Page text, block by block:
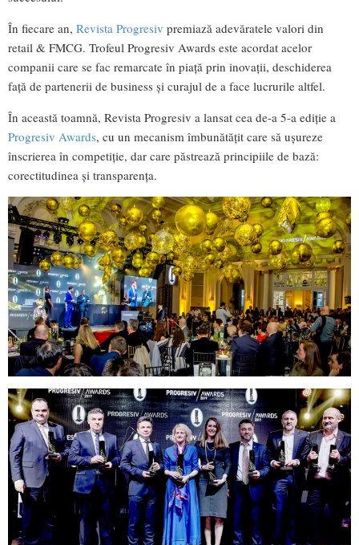
În fiecare an, Revista Progresiv premiază adevăratele valori din
retail & FMCG. Trofeul Progresiv Awards este acordat acelor
companii care se fac remarcate în piață prin inovații, deschiderea
față de partenerii de business și curajul de a face lucrurile altfel.
În această toamnă, Revista Progresiv a lansat cea de-a 5-a ediție a
Progresiv Awards, cu un mecanism îmbunătățit care să ușureze
înscrierea în competiție, dar care păstrează principiile de bază:
corectitudinea și transparența.